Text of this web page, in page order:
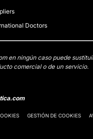
Doctors
en ningún caso puede
comercial o de un servicio.
GESTIÓN DE COOKIES